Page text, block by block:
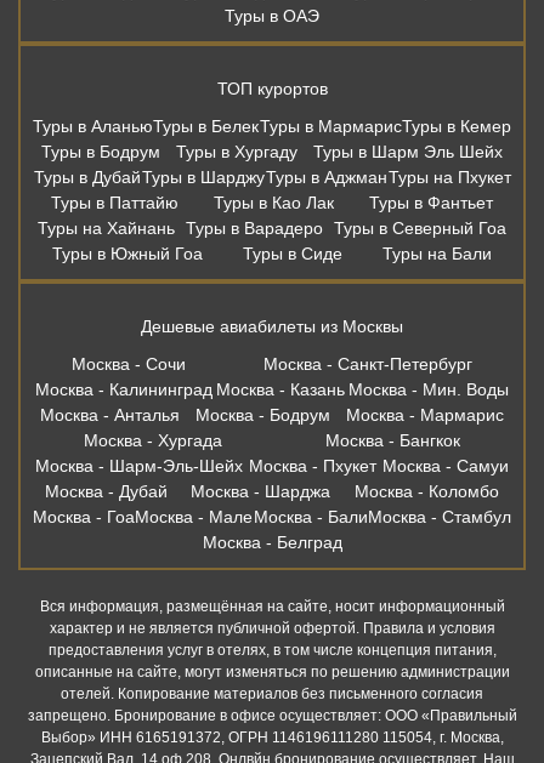
Туры в ОАЭ
ТОП курортов
Туры в АланьюТуры в БелекТуры в МармарисТуры в Кемер
Туры в Бодрум
Туры в Хургаду
Туры в Шарм Эль Шейх
Туры в ДубайТуры в ШарджуТуры в АджманТуры на Пхукет
Туры в Паттайю
Туры в Као Лак
Туры в Фантьет
Туры на Хайнань Туры в Варадеро Туры в Северный Гоа
Туры в Южный Гоа
Туры в Сиде Туры на Бали
Дешевые авиабилеты из Москвы
Москва - Сочи
Москва - Санкт-Петербург
Москва - Калининград Москва - Казань Москва - Мин. Воды
Москва - Анталья
Москва - Бодрум
Москва - Мармарис
Москва - Хургада
Москва - Бангкок
Москва - Шарм-Эль-Шейх Москва - Пхукет Москва - Самуи
Москва - Дубай
Москва - Шарджа
Москва - Коломбо
Москва - ГоаМосква - МалеМосква - БалиМосква - Стамбул
Москва - Белград
Вся информация, размещённая на сайте, носит информационный
характер и не является публичной офертой. Правила и условия
предоставления услуг в отелях, в том числе концепция питания,
описанные на сайте, могут изменяться по решению администрации
отелей. Копирование материалов без письменного согласия
запрещено. Бронирование в офисе осуществляет: ООО «Правильный
Выбор» ИНН 6165191372, ОГРН 1146196111280 115054, г. Москва,
Зацепский Вал, 14 оф 208. Онлвйн бронирование осуществляет. Наш